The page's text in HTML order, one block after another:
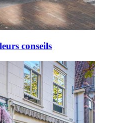
conseils